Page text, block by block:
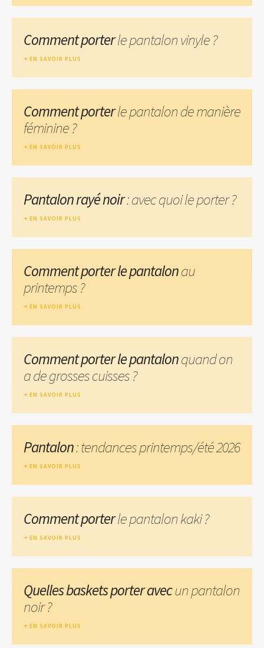
Comment porterle pantalon vinyle ?
EN SAVOIR PLUS
Comment porterle pantalon de manière
féminine ?
EN SAVOIR PLUS
Pantalon rayé noir: avec quoi le porter ?
EN SAVOIR PLUS
Comment porter le pantalonau
printemps ?
EN SAVOIR PLUS
Comment porter le pantalonquand on
a de grosses cuisses ?
EN SAVOIR PLUS
Pantalon: tendances printemps/été 2026
EN SAVOIR PLUS
Comment porterle pantalon kaki ?
EN SAVOIR PLUS
Quelles baskets porter avecun pantalon
noir ?
EN SAVOIR PLUS